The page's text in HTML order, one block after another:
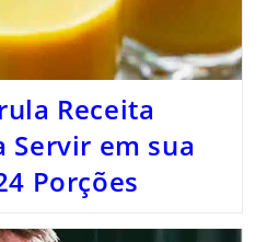
Receita
Servir em sua
Porções